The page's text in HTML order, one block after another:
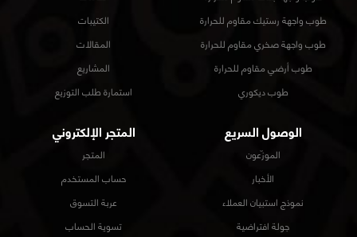
طوب واجهة رستيك مقاوم للحرارة
طوب واجهة صخري مقاوم للحرارة
طوب أرضي مقاوم للحرارة
طوب ديكوري
الكتيبات
المقالات
المشاريع
استمارة طلب التوزيع
الوصول السريع
الموزّعون
الأخبار
نموذج استبيان العملاء
جولة افتراضية
المتجر الإلكتروني
المتجر
حساب المستخدم
عربة التسوق
تسوية الحساب